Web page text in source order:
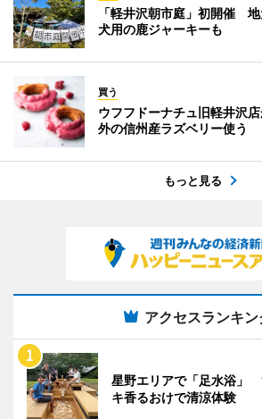
「軽井沢朝市庭」初開催
犬用の鹿ジャーキーも
買う
ウフフドーナチュ旧軽井沢
外の信州産ラズベリー使う
もっと見る
アクセスランキン
星野エリアで「足水浴」
キ香るおけで清涼体験